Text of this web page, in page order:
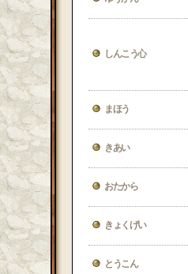
しんこう心
まほう
きあい
おたから
きょくげい
とうこん